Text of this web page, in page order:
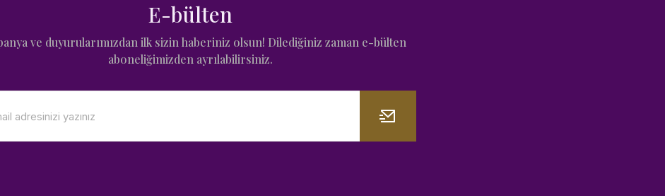
E-bülten
ve duyurularımızdan ilk sizin haberiniz olsun! Dilediğiniz zaman e-bülten
aboneliğimizden ayrılabilirsiniz.